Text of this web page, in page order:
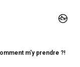
m'y prendre ?!